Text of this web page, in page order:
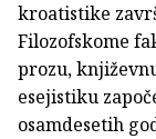
kroatistike
Filozofskome
prozu,
esejistiku
osamdesetih